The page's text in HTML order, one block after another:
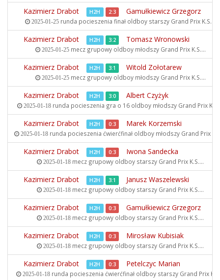
Kazimierz Drabot H2H 2:3 Gamułkiewicz Grzegorz
2025-01-25runda pocieszenia finał oldboy starszy Grand Prix K.S....
Kazimierz Drabot H2H 3:2 Tomasz Wronowski
2025-01-25mecz grupowy oldboy młodszy Grand Prix K.S....
Kazimierz Drabot H2H 3:1 Witold Zołotarew
2025-01-25mecz grupowy oldboy młodszy Grand Prix K.S....
Kazimierz Drabot H2H 3:0 Albert Czyżyk
2025-01-18 runda pocieszenia gra o 16 oldboy młodszy Grand Prix
Kazimierz Drabot H2H 0:3 Marek Korzemski
2025-01-18 runda pocieszenia ćwierćfinał oldboy młodszy Grand Prix
Kazimierz Drabot H2H 0:3 Iwona Sandecka
2025-01-18 mecz grupowy oldboy starszy Grand Prix K.S....
Kazimierz Drabot H2H 3:1 Janusz Waszelewski
2025-01-18 mecz grupowy oldboy starszy Grand Prix K.S....
Kazimierz Drabot H2H 0:3 Gamułkiewicz Grzegorz
2025-01-18 mecz grupowy oldboy starszy Grand Prix K.S....
Kazimierz Drabot H2H 0:3 Mirosław Kubisiak
2025-01-18 mecz grupowy oldboy starszy Grand Prix K.S....
Kazimierz Drabot H2H 0:3 Petelczyc Marian
2025-01-18runda pocieszenia ćwierćfinał oldboy starszy Grand Prix